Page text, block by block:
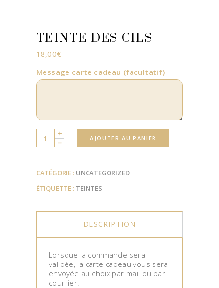
TEINTE DES CILS
18,00€
Message carte cadeau (facultatif)
Quantity AJOUTER AU PANIER
CATÉGORIE : UNCATEGORIZED
ÉTIQUETTE : TEINTES
DESCRIPTION
Lorsque la commande sera
validée, la carte cadeau vous sera
envoyée au choix par mail ou par
courrier.